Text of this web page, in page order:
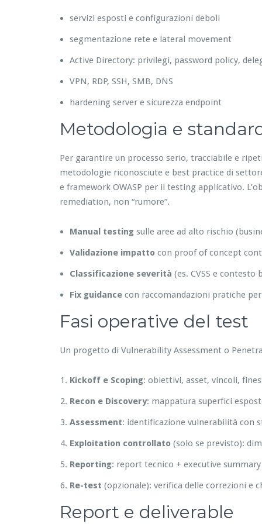
servizi esposti e configurazioni deboli
segmentazione rete e lateral movement
Active Directory: privilegi, password policy,
VPN, RDP, SSH, SMB, DNS
hardening server e sicurezza endpoint
Metodologia e
Per garantire un processo serio, tracciabile e
metodologie riconosciute e best practice di
e framework OWASP per il testing applicativo.
remediation, non “rumore”.
Manual testing sulle aree ad alto rischio
Validazione impatto con proof of concept
Classificazione severità (es. CVSS e contesto
Fix guidance con raccomandazioni pratiche
Fasi operative del test
Un progetto di Vulnerability Assessment o
Kickoff e Scoping: obiettivi, asset, vincoli,
Recon e Discovery: mappatura superfici
Assessment: identificazione vulnerabilità con
Exploitation controllato (solo se previsto):
Reporting: report tecnico + executive
Re-test (opzionale): verifica delle correzioni e
Report e deliverable